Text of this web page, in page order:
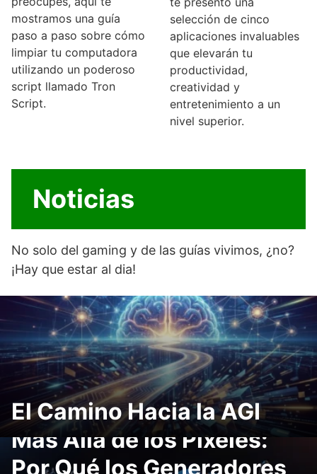
mostramos una guía
paso a paso sobre cómo
limpiar tu computadora
utilizando un poderoso
script llamado Tron
Script.
selección de cinco
aplicaciones invaluables
que elevarán tu
productividad,
creatividad y
entretenimiento a un
nivel superior.
Noticias
No solo del gaming y de las guías vivimos, ¿no?
¡Hay que estar al dia!
El Camino Hacia la AGI
Más Allá de los Pixeles:
Por Qué los Generadores